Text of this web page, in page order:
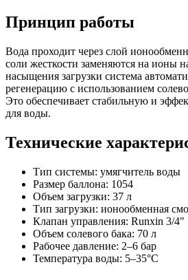
Принцип работы
Вода проходит через слой
соли жесткости заменяются на ионы
насыщения загрузки система
регенерацию с использованием
Это обеспечивает стабильную и
для воды.
Технические
Тип системы: умягчитель воды
Размер баллона: 1054
Объем загрузки: 37 л
Тип загрузки: ионообменная
Клапан управления: Runxin 3/4"
Объем солевого бака: 70 л
Рабочее давление: 2–6 бар
Температура воды: 5–35°C